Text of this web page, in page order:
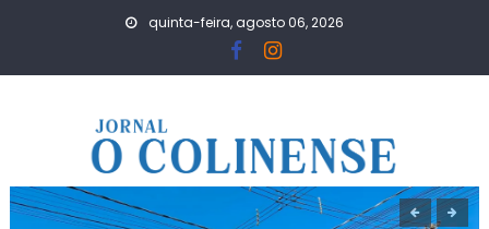
quinta-feira, agosto 06, 2026